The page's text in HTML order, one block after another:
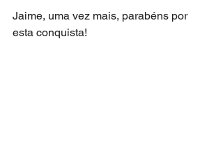
Jaime, uma vez mais, parabéns por
esta conquista!